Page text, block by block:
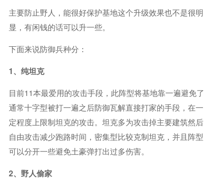
主要防止野人，能很好保护基地这个升级效果也不是很明
显，有闲钱的话可以升一些。
下面来说防御兵种分：
1、纯坦克
目前11本最爱用的攻击手段，此阵型将基地靠一遍避免了
通常十字型被打一遍之后防御瓦解直接打家的手段，在一
定程度上限制坦克的攻击。坦克多为攻击掉主要建筑然后
自由攻击减少跑路时间，密集型比较克制坦克，并且阵型
可以分开一些避免土豪弹打出过多伤害。
2、野人偷家